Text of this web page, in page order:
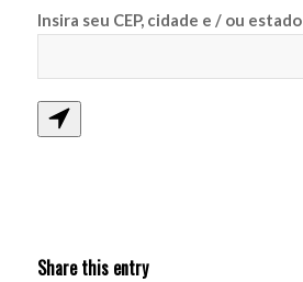
Insira seu CEP, cidade e / ou estado
Share this entry